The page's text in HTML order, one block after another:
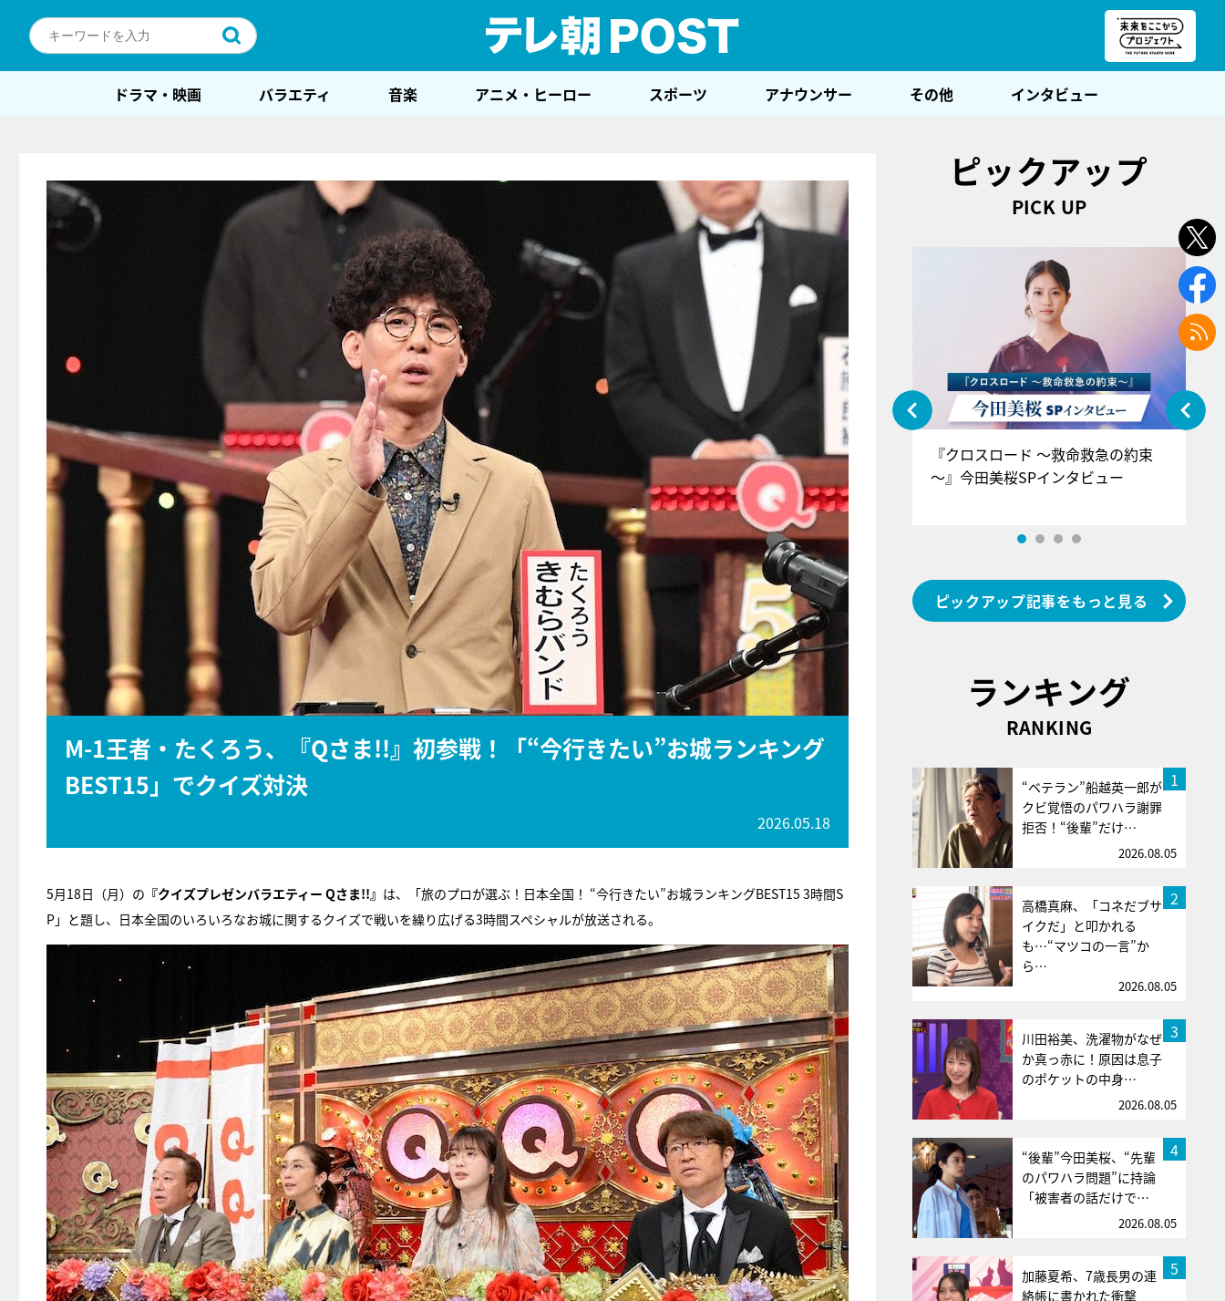
ドラマ・映画 バラエティ 音楽 アニメ・ヒーロー スポーツ アナウンサー その他 インタビュー
M-1王者・たくろう、『Qさま!!』初参戦！「“今行きたい”お城ランキング
BEST15」でクイズ対決
2026.05.18
5月18日（月）の 『クイズプレゼンバラエティー Qさま!!』 は、「旅のプロが選ぶ！日本全国！ “今行きたい”お城ランキングBEST15 3時間S
P」と題し、日本全国のいろいろなお城に関するクイズで戦いを繰り広げる3時間スペシャルが放送される。
ピックアップ
PICK UP
『アイ＝ラブ！げーみんぐ』＝LOV
E齋藤樹愛羅＆佐々木舞香SPインタ
ビュー
『クロスロード ～救命救急の約束
～』今田美桜SPインタビュー
ピックアップ記事をもっと見る
ランキング
RANKING
1
“ベテラン”船越英一郎が
クビ覚悟のパワハラ謝罪
拒否！“後輩”だけ…
2026.08.05
2
高橋真麻、「コネだブサ
イクだ」と叩かれる
も…“マツコの一言”か
ら…
2026.08.05
3
川田裕美、洗濯物がなぜ
か真っ赤に！原因は息子
のポケットの中身…
2026.08.05
4
“後輩”今田美桜、“先輩
のパワハラ問題”に持論
「被害者の話だけで…
2026.08.05
5
加藤夏希、7歳長男の連
絡帳に書かれた衝撃